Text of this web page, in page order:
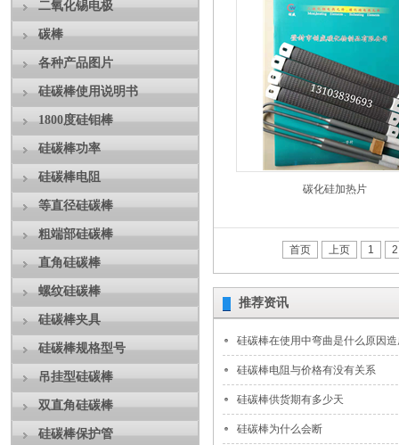
二氧化锡电极
碳棒
各种产品图片
硅碳棒使用说明书
1800度硅钼棒
硅碳棒功率
硅碳棒电阻
等直径硅碳棒
粗端部硅碳棒
直角硅碳棒
螺纹硅碳棒
硅碳棒夹具
硅碳棒规格型号
吊挂型硅碳棒
双直角硅碳棒
硅碳棒保护管
碳化硅加热片
首页 上页 1 2
推荐资讯
硅碳棒在使用中弯曲是什么原因
硅碳棒电阻与价格有没有关系
硅碳棒供货期有多少天
硅碳棒为什么会断